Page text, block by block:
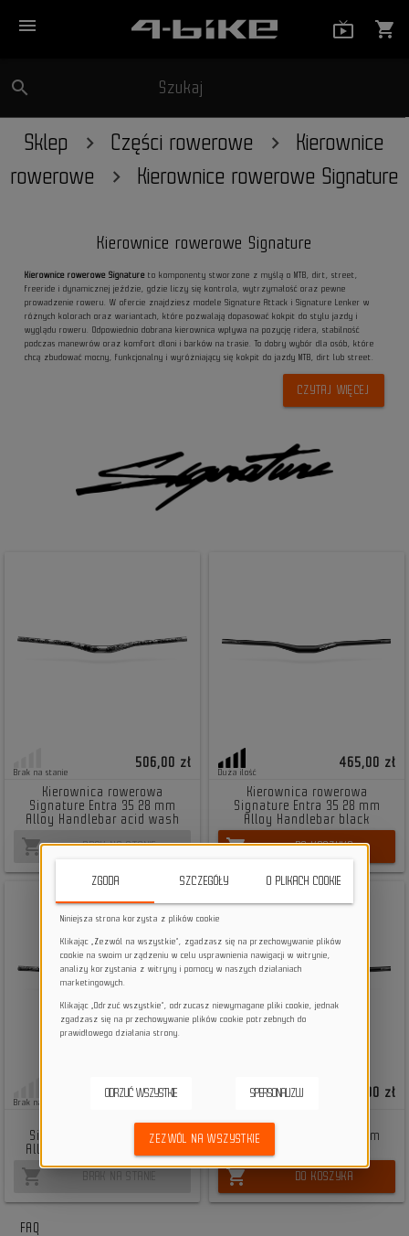
menu shopping_cart
search Szukaj
Sklep Części rowerowe
Kierownice
rowerowe
Kierownice rowerowe Signature
Kierownice rowerowe Signature
Kierownice rowerowe Signatureto komponenty stworzone z myślą o MTB, dirt, street,
freeride i dynamicznej jeździe, gdzie liczy się kontrola, wytrzymałość oraz pewne
prowadzenie roweru. W ofercie znajdziesz modele Signature Attack i Signature Lenker w
różnych kolorach oraz wariantach, które pozwalają dopasować kokpit do stylu jazdy i
wyglądu roweru. Odpowiednio dobrana kierownica wpływa na pozycję ridera, stabilność
podczas manewrów oraz komfort dłoni i barków na trasie. To dobry wybór dla osób, które
chcą zbudować mocny, funkcjonalny i wyróżniający się kokpit do jazdy MTB, dirt lub street.
CZYTAJ WIĘCEJ
Brak na stanie
506,00 zł
Kierownica rowerowa
Signature Entra 35 28 mm
Alloy Handlebar acid wash
shopping_cart BRAK NA STANIE
Duża ilość
465,00 zł
Kierownica rowerowa
Signature Entra 35 28 mm
Alloy Handlebar black
shopping_cart DO KOSZYKA
Brak na stanie
506,00 zł
Kierownica rowerowa
Signature Entra 35 42 mm
Alloy Handlebar acid wash
shopping_cart BRAK NA STANIE
465,00 zł
Kierownica rowerowa
Signature Entra 35 42 mm
shopping_cart DO KOSZYKA
FAQ
ZGODA SZCZEGÓŁY O PLIKACH COOKIE
Niniejsza strona korzysta z plików cookie
Klikając „Zezwól na wszystkie”, zgadzasz się na przechowywanie plików
cookie na swoim urządzeniu w celu usprawnienia nawigacji w witrynie,
analizy korzystania z witryny i pomocy w naszych działaniach
marketingowych.
Klikając „Odrzuć wszystkie”, odrzucasz niewymagane pliki cookie, jednak
zgadzasz się na przechowywanie plików cookie potrzebnych do
prawidłowego działania strony.
ODRZUĆ WSZYSTKIE SPERSONALIZUJ
ZEZWÓL NA WSZYSTKIE